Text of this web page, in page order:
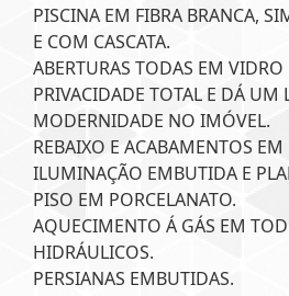
PISCINA EM FIBRA BRANCA,
E COM CASCATA.
ABERTURAS TODAS EM VIDRO
PRIVACIDADE TOTAL E DÁ
MODERNIDADE NO IMÓVEL.
REBAIXO E ACABAMENTOS
ILUMINAÇÃO EMBUTIDA E
PISO EM PORCELANATO.
AQUECIMENTO Á GÁS EM
HIDRÁULICOS.
PERSIANAS EMBUTIDAS.